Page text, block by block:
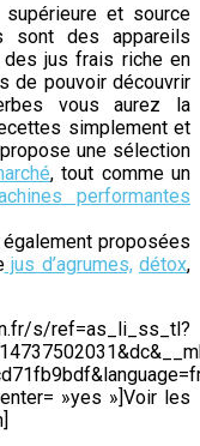
supérieure et source
sont des appareils
jus frais riche en
de pouvoir découvrir
vous aurez la
simplement et
une sélection
, tout comme un
performantes
proposées
jus d’agrumes, détox,
s/ref=as_li_ss_tl?
»yes »]Voir les